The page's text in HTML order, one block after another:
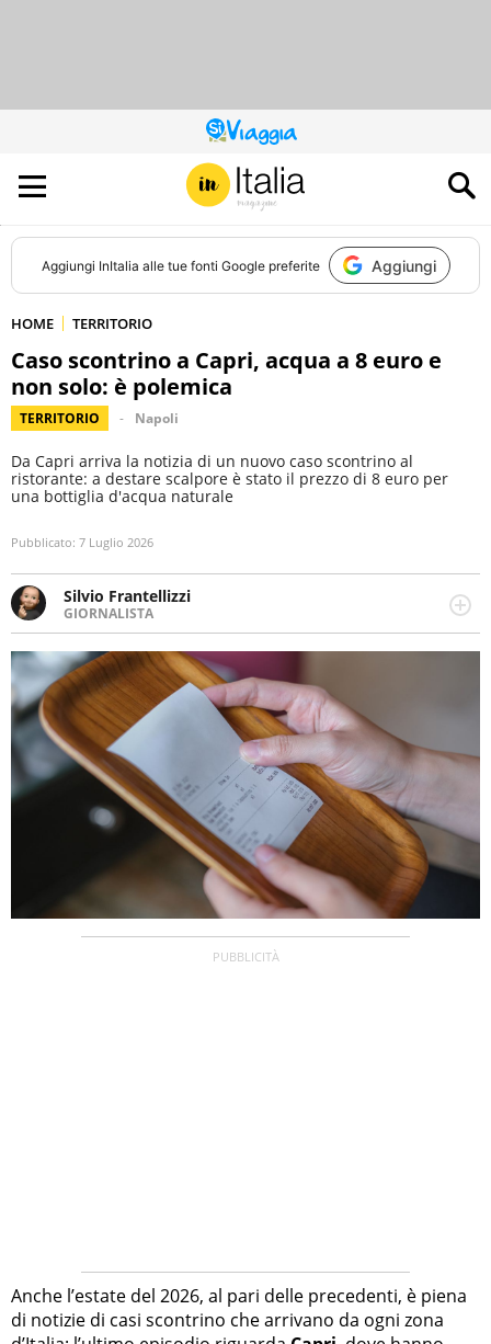
QUESTO
SITO
CONTRIBUISCE
ALL’AUDIENCE
DI
Aggiungi InItalia alle tue fonti Google preferite Aggiungi
HOME TERRITORIO
Caso scontrino a Capri, acqua a 8 euro e
non solo: è polemica
TERRITORIO Napoli
Da Capri arriva la notizia di un nuovo caso scontrino al
ristorante: a destare scalpore è stato il prezzo di 8 euro per
una bottiglia d'acqua naturale
Pubblicato: 7 Luglio 2026
Silvio Frantellizzi
GIORNALISTA
Giornalista pubblicista. Da oltre dieci anni si occupa di
informazione sul web, scrivendo di sport, attualità,
cronaca, motori, spettacolo e videogame.
Anche l’estate del 2026, al pari delle precedenti, è piena
di notizie di casi scontrino che arrivano da ogni zona